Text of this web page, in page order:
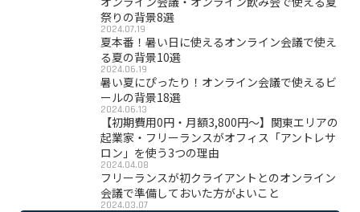
祭りの背景8選
2024.07.19
夏本番！暑い日に使えるオンライン会議で使え
る夏の背景10選
2024.06.19
暑い夏にぴったり！オンライン会議で使えるビ
ールの背景18選
2024.06.13
【初期費用0円・月額3,800円〜】関東エリアの
起業家・フリーランスがオフィス「アントレサ
ロン」を使う3つの理由
2024.04.08
フリーランスが初クライアントとのオンライン
会議で準備しておいた方がよいこと
2024.03.07